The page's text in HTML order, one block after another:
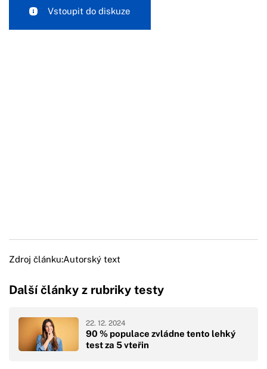
Vstoupit do diskuze
Zdroj článku:Autorský text
Další články z rubriky testy
90 % populace zvládne tento lehký
test za 5 vteřin
22. 12. 2024